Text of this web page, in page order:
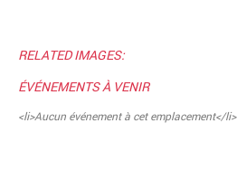
RELATED IMAGES:
ÉVÉNEMENTS À VENIR
<li>Aucun événement à cet emplacement</li>